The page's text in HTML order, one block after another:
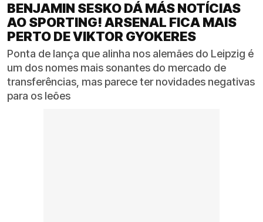
BENJAMIN SESKO DÁ MÁS NOTÍCIAS
AO SPORTING! ARSENAL FICA MAIS
PERTO DE VIKTOR GYOKERES
Ponta de lança que alinha nos alemães do Leipzig é
um dos nomes mais sonantes do mercado de
transferências, mas parece ter novidades negativas
para os leões